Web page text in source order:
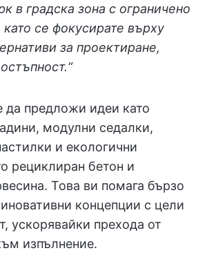
в градска зона с ограничено
се фокусирате върху
за проектиране,
да предложи идеи като
модулни седалки,
и екологични
рециклиран бетон и
Това ви помага бързо
концепции с цели
ускорявайки прехода от
изпълнение.